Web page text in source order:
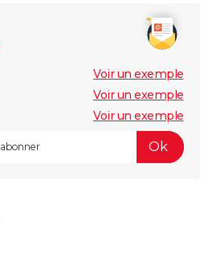
Voir un exemple
Voir un exemple
Voir un exemple